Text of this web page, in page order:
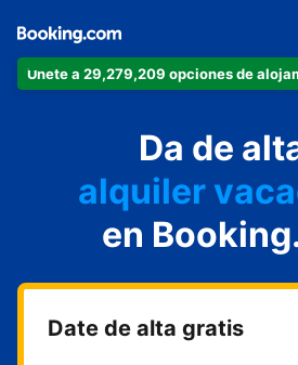
Únete a 29,279,209 opciones de
Da dehotel
alquiler
hostal o
casa
en
Date de alta gratis